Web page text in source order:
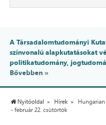
A Társadalomtudományi
színvonalú alapkutatásokat
politikatudomány,
Bővebben »
Nyitóoldal Hírek
- február 22. csütörtök